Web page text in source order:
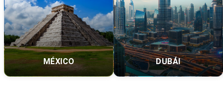
MÉXICO DUBÁI